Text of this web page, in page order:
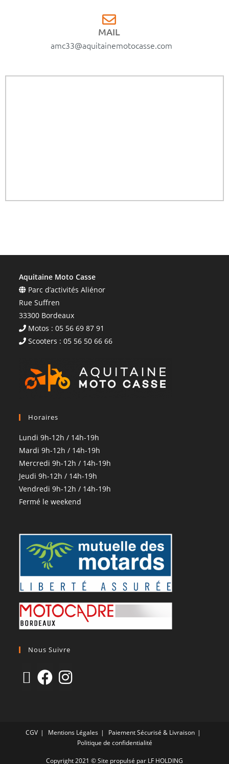
MAIL
amc33@aquitainemotocasse.com
Aquitaine Moto Casse
Parc d’activités Aliénor
Rue Suffren
33300 Bordeaux
Motos : 05 56 69 87 91
Scooters : 05 56 50 66 66
Horaires
Lundi 9h-12h / 14h-19h
Mardi 9h-12h / 14h-19h
Mercredi 9h-12h / 14h-19h
Jeudi 9h-12h / 14h-19h
Vendredi 9h-12h / 14h-19h
Fermé le weekend
Nous Suivre
CGV Mentions Légales
Paiement Sécurisé & Livraison
Politique de confidentialité
Copyright 2021 © Site propulsé par LF HOLDING